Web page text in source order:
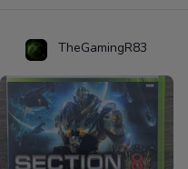
TheGamingR83